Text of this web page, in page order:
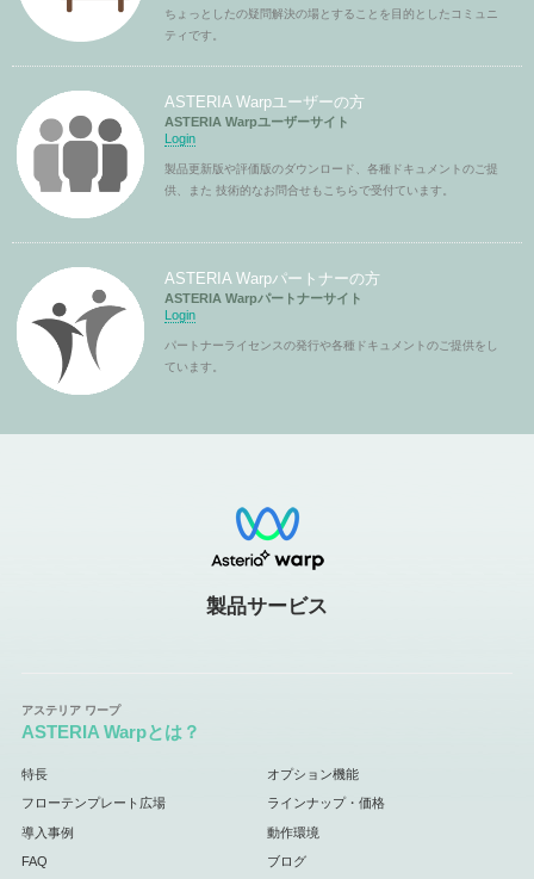
ちょっとしたの疑問解決の場とすることを目的としたコミュニ
ティです。
ASTERIA Warpユーザーの方
ASTERIA Warpユーザーサイト
Login
製品更新版や評価版のダウンロード、各種ドキュメントのご提
供、また 技術的なお問合せもこちらで受付ています。
ASTERIA Warpパートナーの方
ASTERIA Warpパートナーサイト
Login
パートナーライセンスの発行や各種ドキュメントのご提供をし
ています。
製品サービス
ASTERIA Warpとは？
特長 オプション機能
フローテンプレート広場 ラインナップ・価格
導入事例 動作環境
FAQ ブログ